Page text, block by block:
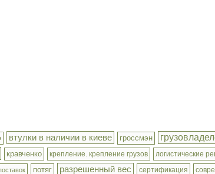
втулки в наличии в киеве гроссмэн
кравченко крепление. крепление грузов логистические
потяг разрешенный вес сертификация